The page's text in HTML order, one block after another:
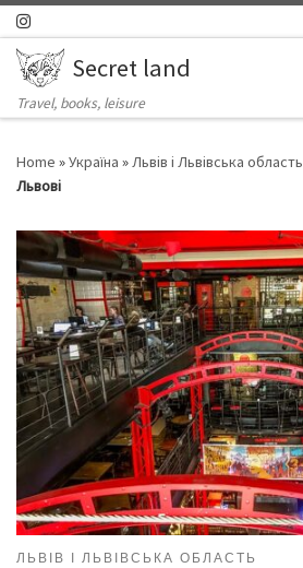
Skip to content
Secret land
Travel, books, leisure
Home »Україна »Львів і Львівська область
Львові
ЛЬВІВ І ЛЬВІВСЬКА ОБЛАСТЬ